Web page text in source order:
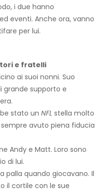
i due hanno
eventi. Anche ora, vanno
per lui.
e fratelli
ai suoi nonni. Suo
grande supporto e
stato un NFL stella molto
avuto piena fiducia
Andy e Matt. Loro sono
di lui.
palla quando giocavano. Il
il cortile con le sue